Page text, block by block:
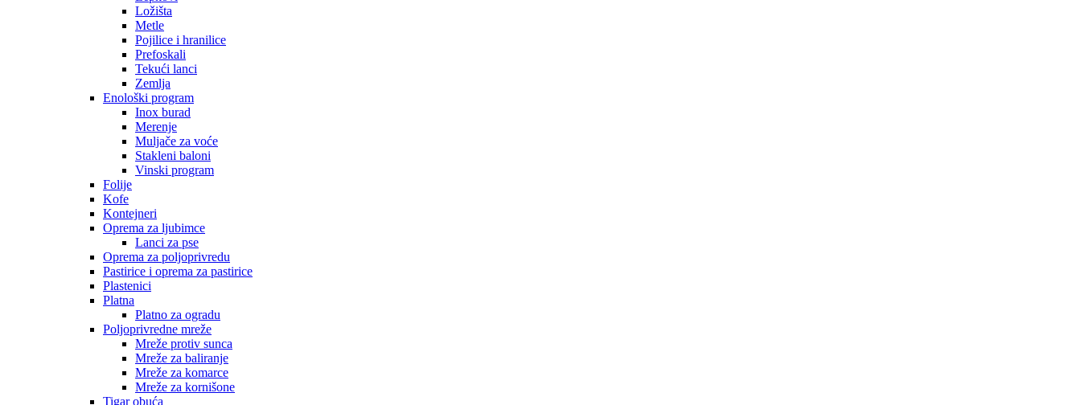
Ložišta
Metle
Pojilice i hranilice
Prefoskali
Tekući lanci
Zemlja
Enološki program
Inox burad
Merenje
Muljače za voće
Stakleni baloni
Vinski program
Folije
Kofe
Kontejneri
Oprema za ljubimce
Lanci za pse
Oprema za poljoprivredu
Pastirice i oprema za pastirice
Plastenici
Platna
Platno za ogradu
Poljoprivredne mreže
Mreže protiv sunca
Mreže za baliranje
Mreže za komarce
Mreže za kornišone
Tigar obuća